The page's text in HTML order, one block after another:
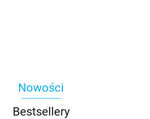
Nowości
Bestsellery